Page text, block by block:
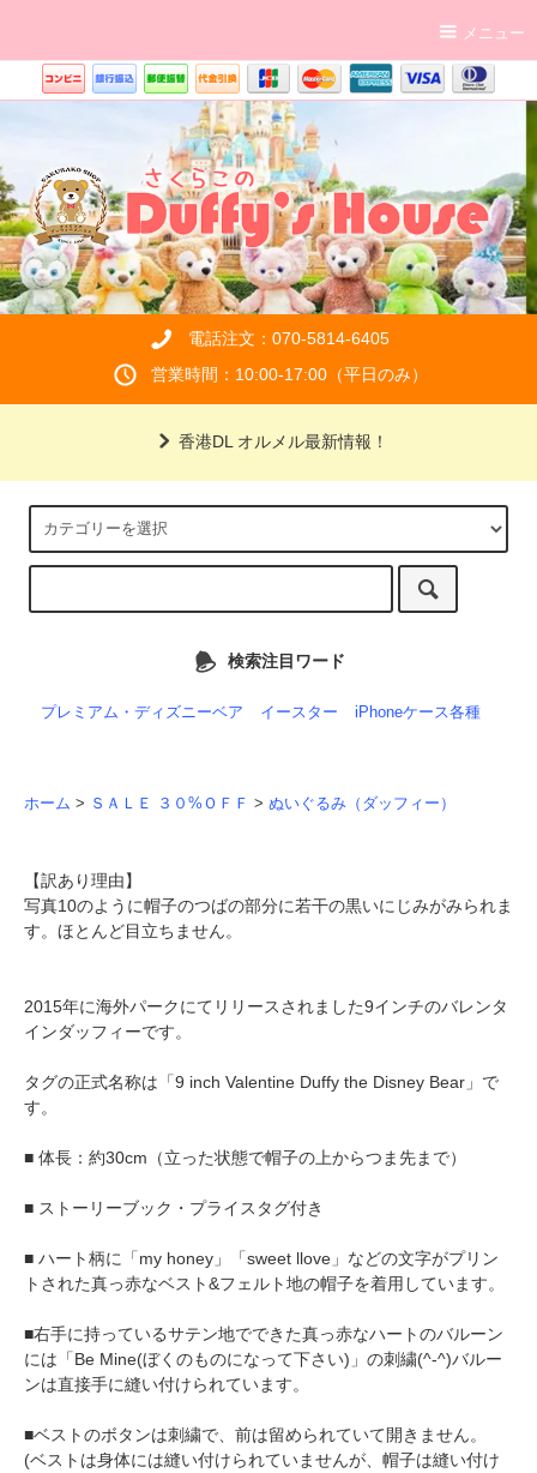
メニュー
電話注文：070-5814-6405
営業時間：10:00-17:00（平日のみ）
香港DL オルメル最新情報！
検索注目ワード
プレミアム・ディズニーベア イースター iPhoneケース各種
ホーム > ＳＡＬＥ ３０%ＯＦＦ > ぬいぐるみ（ダッフィー）
【訳あり理由】
写真10のように帽子のつばの部分に若干の黒いにじみがみられま
す。ほとんど目立ちません。
2015年に海外パークにてリリースされました9インチのバレンタ
インダッフィーです。
タグの正式名称は「9 inch Valentine Duffy the Disney Bear」で
す。
■ 体長：約30cm（立った状態で帽子の上からつま先まで）
■ ストーリーブック・プライスタグ付き
■ ハート柄に「my honey」「sweet llove」などの文字がプリン
トされた真っ赤なベスト&フェルト地の帽子を着用しています。
■右手に持っているサテン地でできた真っ赤なハートのバルーン
には「Be Mine(ぼくのものになって下さい)」の刺繍(^-^)バルー
ンは直接手に縫い付けられています。
■ベストのボタンは刺繍で、前は留められていて開きません。
(ベストは身体には縫い付けられていませんが、帽子は縫い付け